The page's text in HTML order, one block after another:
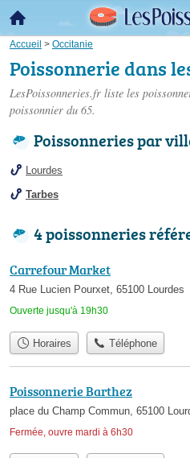
Accueil > Occitanie
Poissonnerie dans
LesPoissonneries.fr liste les
poissonnier du 65.
Poissonneries par
Lourdes
Tarbes
4 poissonneries
Carrefour Market
4 Rue Lucien Pourxet, 65100 Lourdes
Ouverte jusqu'à 19h30
Horaires Téléphone
Poissonnerie Barthez
place du Champ Commun, 65100
Fermée, ouvre mardi à 6h30